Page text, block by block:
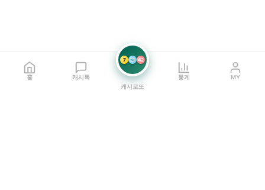
홈 캐시톡
7 21 42
캐시로또
통계 MY